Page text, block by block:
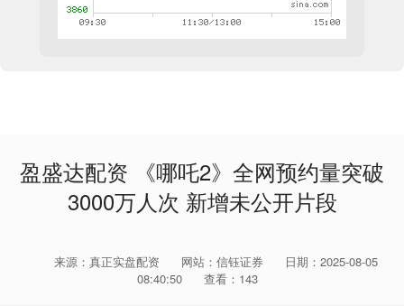
盈盛达配资 《哪吒2》全网预约量突破
3000万人次 新增未公开片段
来源：真正实盘配资 网站：信钰证券
日期：2025-08-05
08:40:50
查看：143